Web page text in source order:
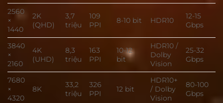
2560
×
1440
2K
(QHD)
3,7
triệu
109
PPI
8-10 bit HDR10
12-15
Gbps
3840
×
2160
4K
(UHD)
8,3
triệu
163
PPI
10-12
bit
HDR10 /
Dolby
Vision
25-32
Gbps
7680
×
4320
8K
33,2
triệu
326
PPI
12 bit
HDR10+
/ Dolby
Vision
80-100
Gbps